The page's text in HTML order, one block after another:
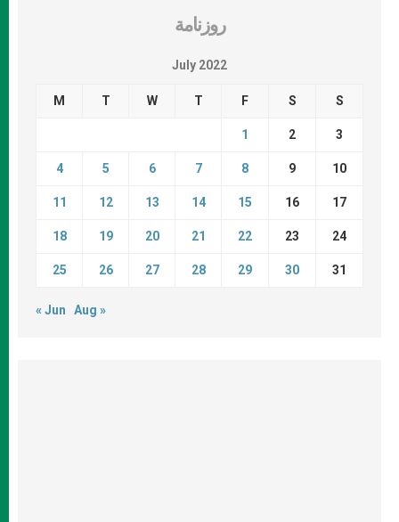
روزنامة
July 2022
M T W T F S S
1 2 3
4 5 6 7 8 9 10
11 12 13 14 15 16 17
18 19 20 21 22 23 24
25 26 27 28 29 30 31
« Jun Aug »